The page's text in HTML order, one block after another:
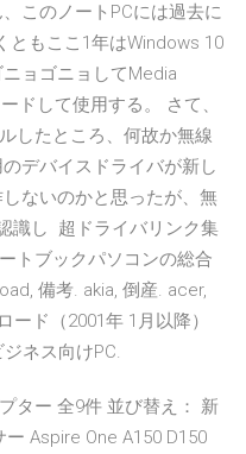
このノートPCには過去に
ともここ1年はWindows 10
ョゴニョしてMedia
ドして使用する。 さて、
したところ、何故か無線
デバイスドライバが新し
ないのかと思ったが、無
識し 超ドライバリンク集
トブックパソコンの総合
備考. akia, 倒産. acer,
ード（2001年 1月以降）
ジネス向けPC.
ター 全9件 並び替え： 新
Aspire One A150 D150